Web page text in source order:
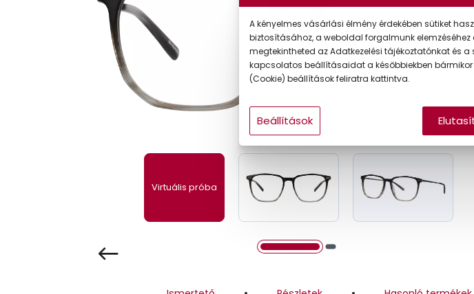
Gyermek
Virtuális próba
A kényelmes vásárlási élmény érdekében sütiket
biztosításához, a weboldal forgalmunk
megtekintheted az Adatkezelési tájékoztatónkat és
kapcsolatos beállításaidat a későbbiekben
(Cookie) beállítások feliratra kattintva.
Beállítások